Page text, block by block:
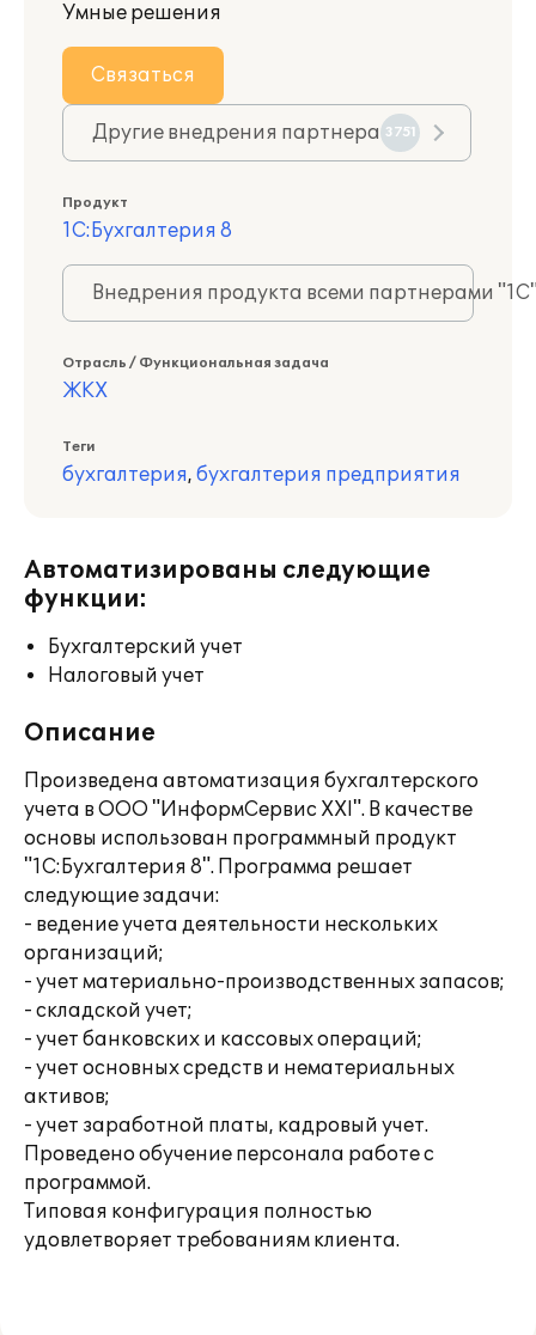
Умные решения
Связаться
Другие внедрения партнера 3751
Продукт
1С:Бухгалтерия 8
Внедрения продукта всеми партнерами
Отрасль / Функциональная задача
ЖКХ
Теги
бухгалтерия, бухгалтерия предприятия
Автоматизированы следующие
функции:
Бухгалтерский учет
Налоговый учет
Описание
Произведена автоматизация бухгалтерского
учета в ООО "ИнформСервис XXI". В качестве
основы использован программный продукт
"1С:Бухгалтерия 8". Программа решает
следующие задачи:
- ведение учета деятельности нескольких
организаций;
- учет материально-производственных запасов;
- складской учет;
- учет банковских и кассовых операций;
- учет основных средств и нематериальных
активов;
- учет заработной платы, кадровый учет.
Проведено обучение персонала работе с
программой.
Типовая конфигурация полностью
удовлетворяет требованиям клиента.